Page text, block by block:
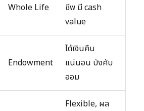
Whole Life
ชีพ มี cash
value
Endowment
ได้เงินคืน
แน่นอน บังคับ
ออม
Flexible, ผล